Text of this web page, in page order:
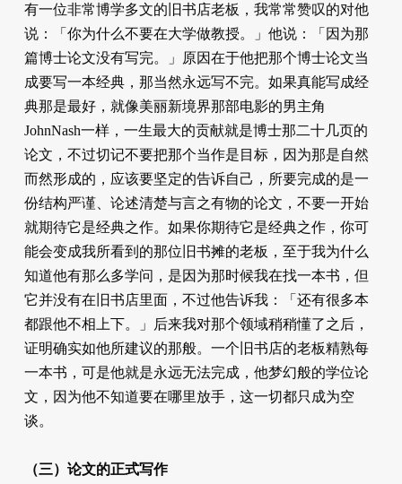
有一位非常博学多文的旧书店老板，我常常赞叹的对他
说：「你为什么不要在大学做教授。」他说：「因为那
篇博士论文没有写完。」原因在于他把那个博士论文当
成要写一本经典，那当然永远写不完。如果真能写成经
典那是最好，就像美丽新境界那部电影的男主角
JohnNash一样，一生最大的贡献就是博士那二十几页的
论文，不过切记不要把那个当作是目标，因为那是自然
而然形成的，应该要坚定的告诉自己，所要完成的是一
份结构严谨、论述清楚与言之有物的论文，不要一开始
就期待它是经典之作。如果你期待它是经典之作，你可
能会变成我所看到的那位旧书摊的老板，至于我为什么
知道他有那么多学问，是因为那时候我在找一本书，但
它并没有在旧书店里面，不过他告诉我：「还有很多本
都跟他不相上下。」后来我对那个领域稍稍懂了之后，
证明确实如他所建议的那般。一个旧书店的老板精熟每
一本书，可是他就是永远无法完成，他梦幻般的学位论
文，因为他不知道要在哪里放手，这一切都只成为空
谈。
（三）论文的正式写作